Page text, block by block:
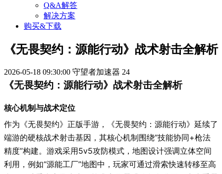
Q&A解答
解决方案
购买&下载
《无畏契约：源能行动》战术射击全解析
2026-05-18 09:30:00 守望者加速器 24
《无畏契约：源能行动》战术射击全解析
核心机制与战术定位
作为《无畏契约》正版手游，《无畏契约：源能行动》延续了
端游的硬核战术射击基因，其核心机制围绕“技能协同+枪法
精度”构建。游戏采用5v5攻防模式，地图设计强调立体空间
利用，例如“源能工厂”地图中，玩家可通过滑索快速转移至高